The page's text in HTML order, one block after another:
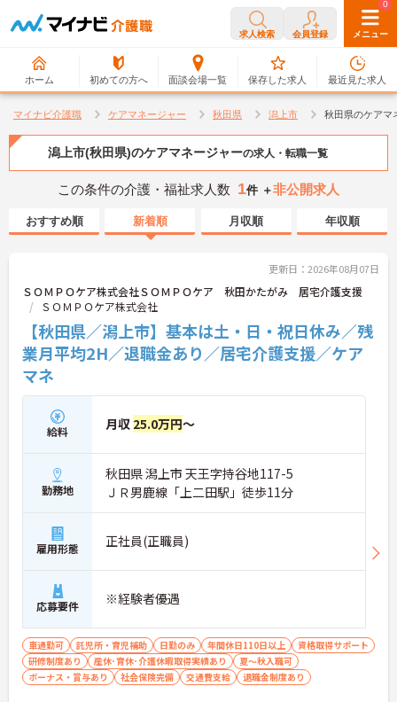
求人検索 会員登録 メニュー
ホーム 初めての方へ 面談会場一覧
0
保存した求人
0
最近見た求人
マイナビ介護職 ケアマネージャー 秋田県 潟上市 秋田県のケアマ
潟上市(秋田県)のケアマネージャーの求人・転職一覧
この条件の介護・福祉求人数 1件 ＋非公開求人
おすすめ順 新着順 月収順 年収順
更新日：2026年08月07日
ＳＯＭＰＯケア株式会社ＳＯＭＰＯケア 秋田かたがみ 居宅介護支援
ＳＯＭＰＯケア株式会社
【秋田県／潟上市】基本は土・日・祝日休み／残
業月平均2H／退職金あり／居宅介護支援／ケア
マネ
給料 月収 25.0万円～
勤務地
秋田県 潟上市 天王字持谷地117-5
ＪＲ男鹿線「上二田駅」徒歩11分
雇用形態 正社員(正職員)
応募要件 ※経験者優遇
車通勤可 託児所・育児補助 日勤のみ 年間休日110日以上
資格取得サポート
研修制度あり
産休･育休･介護休暇取得実績あり
夏～秋入職可
ボーナス・賞与あり
社会保険完備 交通費支給 退職金制度あり